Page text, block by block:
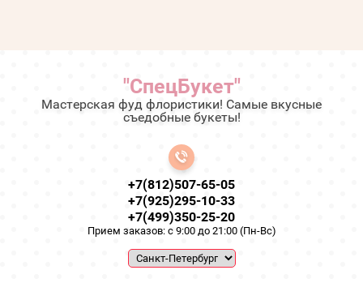
"СпецБукет"
Мастерская фуд флористики! Самые вкусные
съедобные букеты!
+7(812)507-65-05
+7(925)295-10-33
+7(499)350-25-20
Прием заказов: с 9:00 до 21:00 (Пн-Вс)